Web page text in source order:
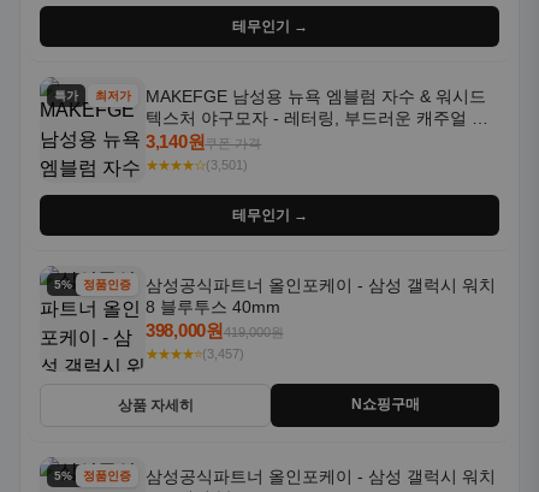
테무인기 →
특가 최저가
MAKEFGE 남성용 뉴욕 엠블럼 자수 & 워시드
텍스처 야구모자 - 레터링, 부드러운 캐주얼 모
자, NYC 스타일
3,140원쿠폰 가격
★★★★☆(3,501)
테무인기 →
5% 할인정품인증
삼성공식파트너 올인포케이 - 삼성 갤럭시 워치
8 블루투스 40mm
398,000원419,000원
★★★★⭐(3,457)
상품 자세히 N쇼핑구매
5% 할인정품인증
삼성공식파트너 올인포케이 - 삼성 갤럭시 워치